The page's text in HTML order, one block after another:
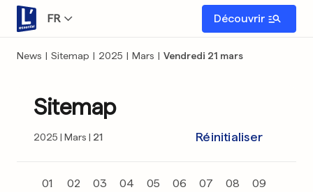
FR Découvrir
News | Sitemap | 2025 | Mars | Vendredi 21 mars
Sitemap
2025 Mars 21 Réinitialiser
01 02 03 04 05 06 07 08 09